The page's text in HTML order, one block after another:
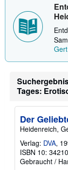
Tages:
Der
Heidenreich,
Verlag: DVA,
ISBN 10:
Gebraucht /